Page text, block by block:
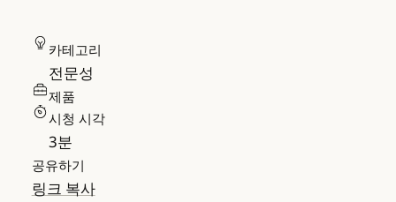
카테고리
전문성
제품
시청 시각
3분
공유하기
링크 복사